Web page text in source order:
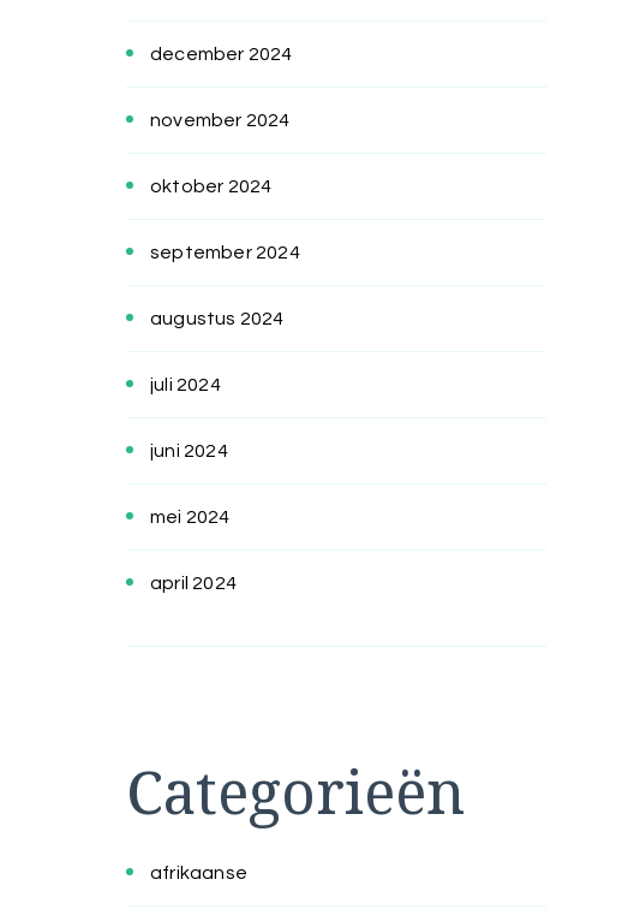
december 2024
november 2024
oktober 2024
september 2024
augustus 2024
juli 2024
juni 2024
mei 2024
april 2024
Categorieën
afrikaanse